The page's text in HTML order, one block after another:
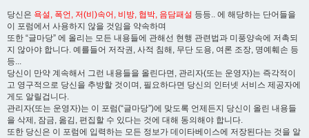
당신은 욕설, 폭언, 저(비)속어, 비방, 협박, 음담패설 등등.. 에 해당하는 단어들을
이 포럼에서 사용하지 않을 것임을 약속하며
또한 “글마당” 에 올리는 모든 내용들에 관해선 현행 관련법과 미풍양속에 저촉되
지 않아야 합니다. 예를들어 저작권, 사적 침해, 무단 도용, 여론 조장, 명예훼손 등
등...
당신이 만약 계속해서 그런 내용들을 올린다면, 관리자(또는 운영자)는 즉각적이
고 영구적으로 당신을 추방할 것이며, 필요하다면 당신의 인터넷 서비스 제공자에
게도 알릴겁니다.
관리자(또는 운영자)는 이 포럼(“글마당”)에 맞도록 언제든지 당신이 올린 내용들
을 삭제, 잠금, 옮김, 편집할 수 있다는 것에 대해 동의해야 합니다.
또한 당신은 이 포럼에 입력하는 모든 정보가 데이타베이스에 저장된다는 것을 알